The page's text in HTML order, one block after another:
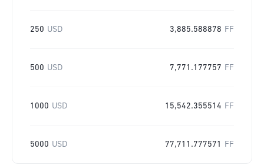
250 USD 3,885.588878 FF
500 USD 7,771.177757 FF
1000 USD 15,542.355514 FF
5000 USD 77,711.777571 FF